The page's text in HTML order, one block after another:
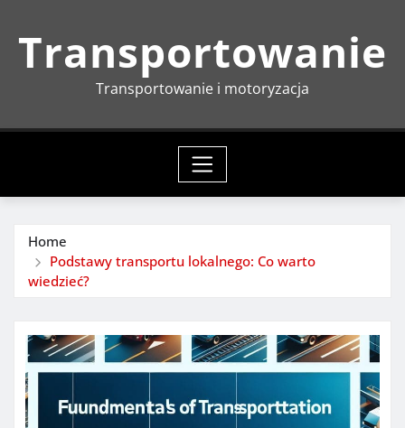
Transportowanie
Transportowanie i motoryzacja
Home
Podstawy transportu lokalnego: Co warto
wiedzieć?